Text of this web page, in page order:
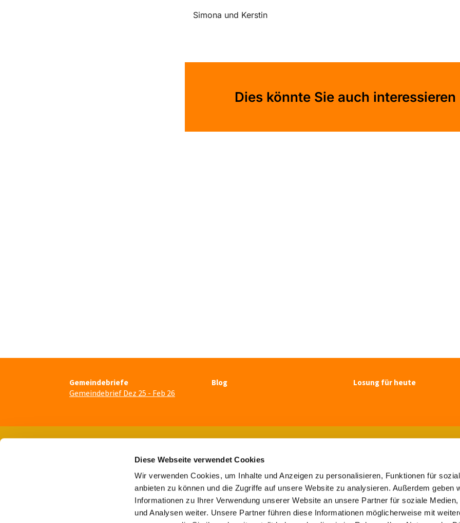
Diese Webseite verwendet Cookies
Wir verwenden Cookies, um Inhalte und Anzeigen zu personalisieren, Funktionen für
anbieten zu können und die Zugriffe auf unsere Website zu analysieren. Außerdem geben
Informationen zu Ihrer Verwendung unserer Website an unsere Partner für soziale Medien,
und Analysen weiter. Unsere Partner führen diese Informationen möglicherweise mit
Simona und Kerstin
Dies könnte Sie auch interessieren
Gemeindebriefe
Gemeindebrief Dez 25 - Feb 26
Blog Losung für heute
buero@maluki-blomberg.de
Kontaktinformationen Impressum